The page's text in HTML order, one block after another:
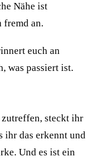
Nähe ist
fremd an.
euch an
was passiert ist.
zutreffen, steckt ihr
ihr das erkennt und
Und es ist ein